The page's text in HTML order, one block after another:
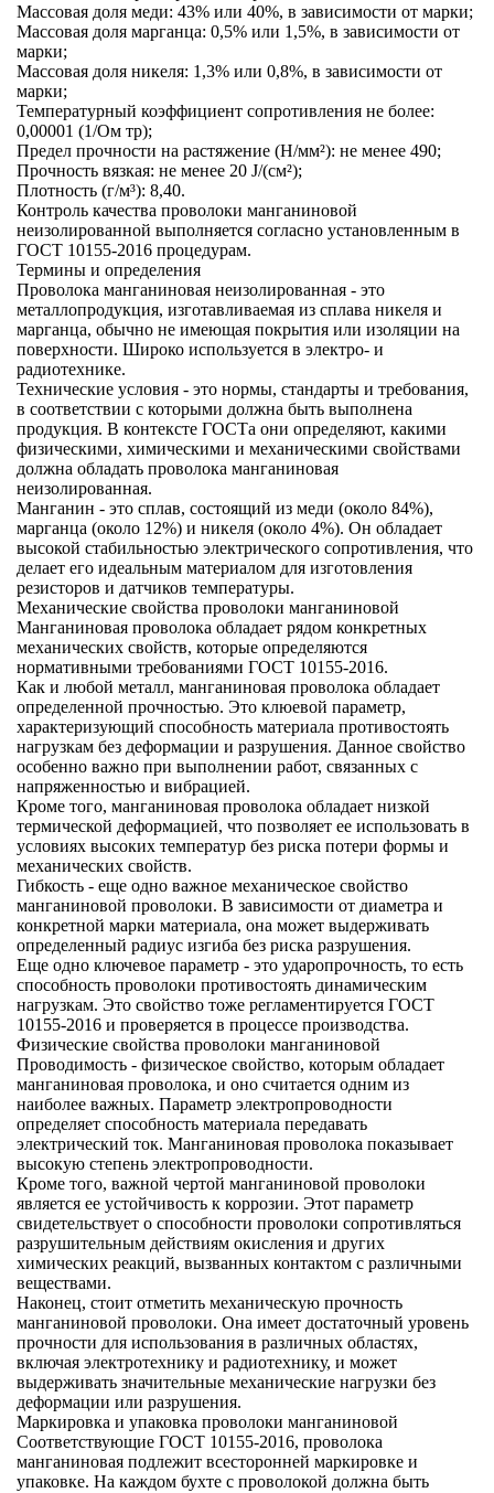
Массовая доля меди: 43% или 40%, в зависимости от марки;
Массовая доля марганца: 0,5% или 1,5%, в зависимости от
марки;
Массовая доля никеля: 1,3% или 0,8%, в зависимости от
марки;
Температурный коэффициент сопротивления не более:
0,00001 (1/Ом тр);
Предел прочности на растяжение (Н/мм²): не менее 490;
Прочность вязкая: не менее 20 J/(см²);
Плотность (г/м³): 8,40.
Контроль качества проволоки манганиновой
неизолированной выполняется согласно установленным в
ГОСТ 10155-2016 процедурам.
Термины и определения
Проволока манганиновая неизолированная - это
металлопродукция, изготавливаемая из сплава никеля и
марганца, обычно не имеющая покрытия или изоляции на
поверхности. Широко используется в электро- и
радиотехнике.
Технические условия - это нормы, стандарты и требования,
в соответствии с которыми должна быть выполнена
продукция. В контексте ГОСТа они определяют, какими
физическими, химическими и механическими свойствами
должна обладать проволока манганиновая
неизолированная.
Манганин - это сплав, состоящий из меди (около 84%),
марганца (около 12%) и никеля (около 4%). Он обладает
высокой стабильностью электрического сопротивления, что
делает его идеальным материалом для изготовления
резисторов и датчиков температуры.
Механические свойства проволоки манганиновой
Манганиновая проволока обладает рядом конкретных
механических свойств, которые определяются
нормативными требованиями ГОСТ 10155-2016.
Как и любой металл, манганиновая проволока обладает
определенной прочностью. Это клюевой параметр,
характеризующий способность материала противостоять
нагрузкам без деформации и разрушения. Данное свойство
особенно важно при выполнении работ, связанных с
напряженностью и вибрацией.
Кроме того, манганиновая проволока обладает низкой
термической деформацией, что позволяет ее использовать в
условиях высоких температур без риска потери формы и
механических свойств.
Гибкость - еще одно важное механическое свойство
манганиновой проволоки. В зависимости от диаметра и
конкретной марки материала, она может выдерживать
определенный радиус изгиба без риска разрушения.
Еще одно ключевое параметр - это ударопрочность, то есть
способность проволоки противостоять динамическим
нагрузкам. Это свойство тоже регламентируется ГОСТ
10155-2016 и проверяется в процессе производства.
Физические свойства проволоки манганиновой
Проводимость - физическое свойство, которым обладает
манганиновая проволока, и оно считается одним из
наиболее важных. Параметр электропроводности
определяет способность материала передавать
электрический ток. Манганиновая проволока показывает
высокую степень электропроводности.
Кроме того, важной чертой манганиновой проволоки
является ее устойчивость к коррозии. Этот параметр
свидетельствует о способности проволоки сопротивляться
разрушительным действиям окисления и других
химических реакций, вызванных контактом с различными
веществами.
Наконец, стоит отметить механическую прочность
манганиновой проволоки. Она имеет достаточный уровень
прочности для использования в различных областях,
включая электротехнику и радиотехнику, и может
выдерживать значительные механические нагрузки без
деформации или разрушения.
Маркировка и упаковка проволоки манганиновой
Соответствующие ГОСТ 10155-2016, проволока
манганиновая подлежит всесторонней маркировке и
упаковке. На каждом бухте с проволокой должна быть